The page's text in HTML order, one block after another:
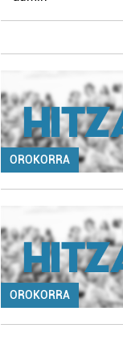
OROKORRA
OROKORRA